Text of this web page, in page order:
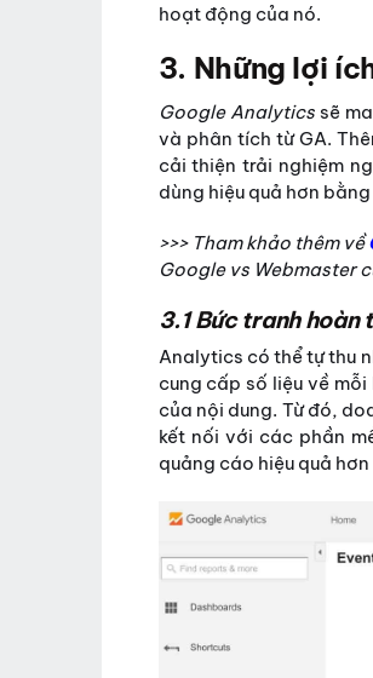
hoạt động của nó.
3. Những lợi
Google Analyticssẽ
và phân tích từ GA.
cải thiện trải nghiệm
dùng hiệu quả hơn
>>> Tham khảo thêm về
Google vs Webmaster
3.1 Bức tranh hoàn
Analytics có thể tự thu
cung cấp số liệu về
của nội dung. Từ đó,
kết nối với các phần
quảng cáo hiệu quả